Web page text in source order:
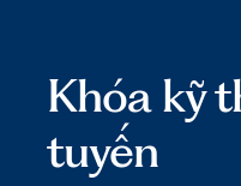
Khóa kỹ
tuyến